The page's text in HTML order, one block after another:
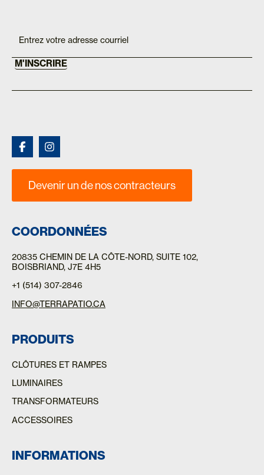
Mailchimp
FR
are
human,
this
field
M'INSCRIRE
Devenir un de nos contracteurs
COORDONNÉES
20835 CHEMIN DE LA CÔTE-NORD, SUITE 102,
BOISBRIAND, J7E 4H5
+1 (514) 307-2846
INFO@TERRAPATIO.CA
PRODUITS
CLÔTURES ET RAMPES
LUMINAIRES
TRANSFORMATEURS
ACCESSOIRES
INFORMATIONS